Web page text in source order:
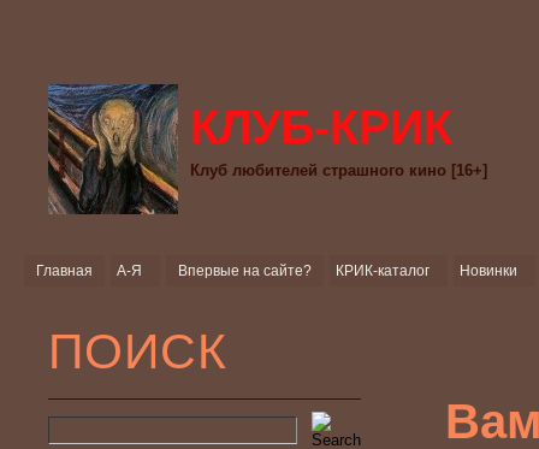
КЛУБ-КРИК
Клуб любителей страшного кино [16+]
Главная А-Я Впервые на сайте? КРИК-каталог Новинки
ПОИСК